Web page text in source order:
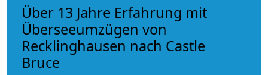
Über 13 Jahre Erfahrung mit
Überseeumzügen von
Recklinghausen nach Castle
Bruce